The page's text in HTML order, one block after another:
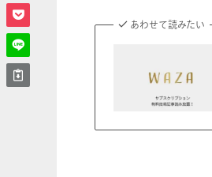
あわせて読みたい